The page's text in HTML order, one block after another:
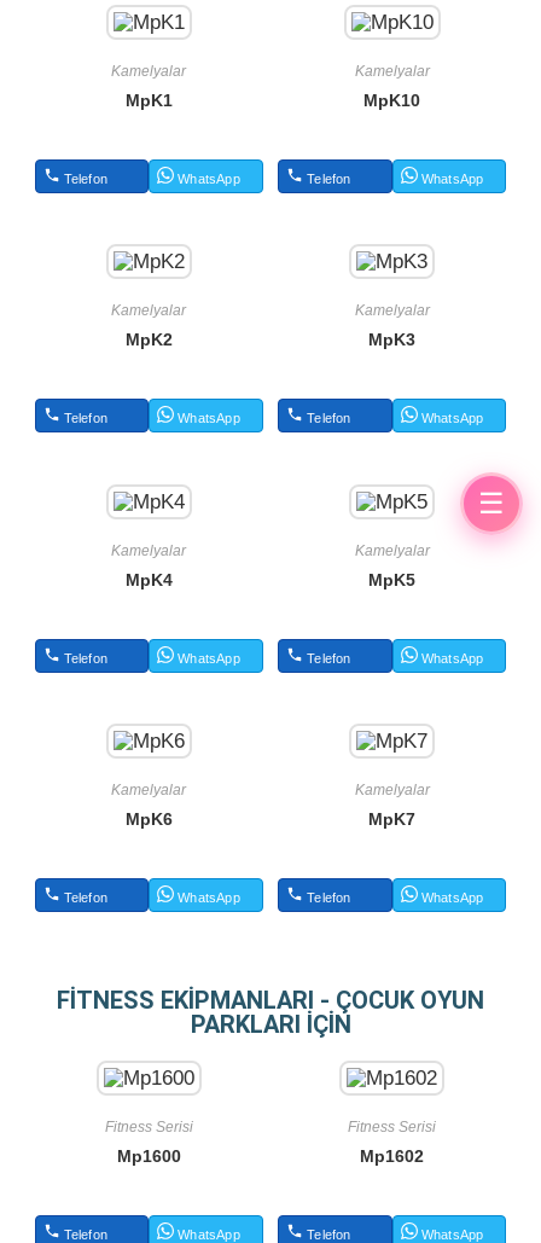
☰
Kamelyalar
MpK1
Telefon WhatsApp
Kamelyalar
MpK10
Telefon WhatsApp
Kamelyalar
MpK2
Telefon WhatsApp
Kamelyalar
MpK3
Telefon WhatsApp
Kamelyalar
MpK4
Telefon WhatsApp
Kamelyalar
MpK5
Telefon WhatsApp
Kamelyalar
MpK6
Telefon WhatsApp
Kamelyalar
MpK7
Telefon WhatsApp
FİTNESS EKİPMANLARI - ÇOCUK OYUN
PARKLARI İÇİN
Fitness Serisi
Mp1600
Telefon WhatsApp
Fitness Serisi
Mp1602
Telefon WhatsApp